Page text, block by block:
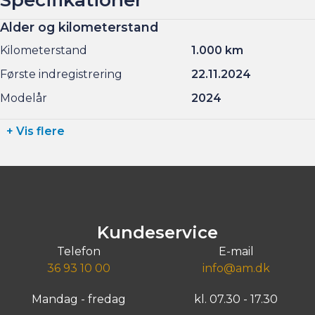
Alder og kilometerstand
Kilometerstand
1.000 km
Første indregistrering
22.11.2024
Modelår
2024
+ Vis flere
Kundeservice
Telefon
36 93 10 00
E-mail
info@am.dk
Mandag - fredag kl. 07.30 - 17.30